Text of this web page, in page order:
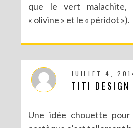
que le vert malachite,
« olivine » et le « péridot »).
JUILLET 4,
TITI DESIGN
Une idée chouette